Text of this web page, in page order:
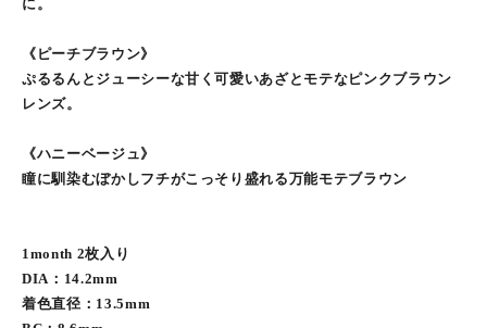
に。
《ピーチブラウン》
ぷるるんとジューシーな甘く可愛いあざとモテなピンクブラウン
レンズ。
《ハニーベージュ》
瞳に馴染むぼかしフチがこっそり盛れる万能モテブラウン
1month 2枚入り
DIA：14.2mm
着色直径：13.5mm